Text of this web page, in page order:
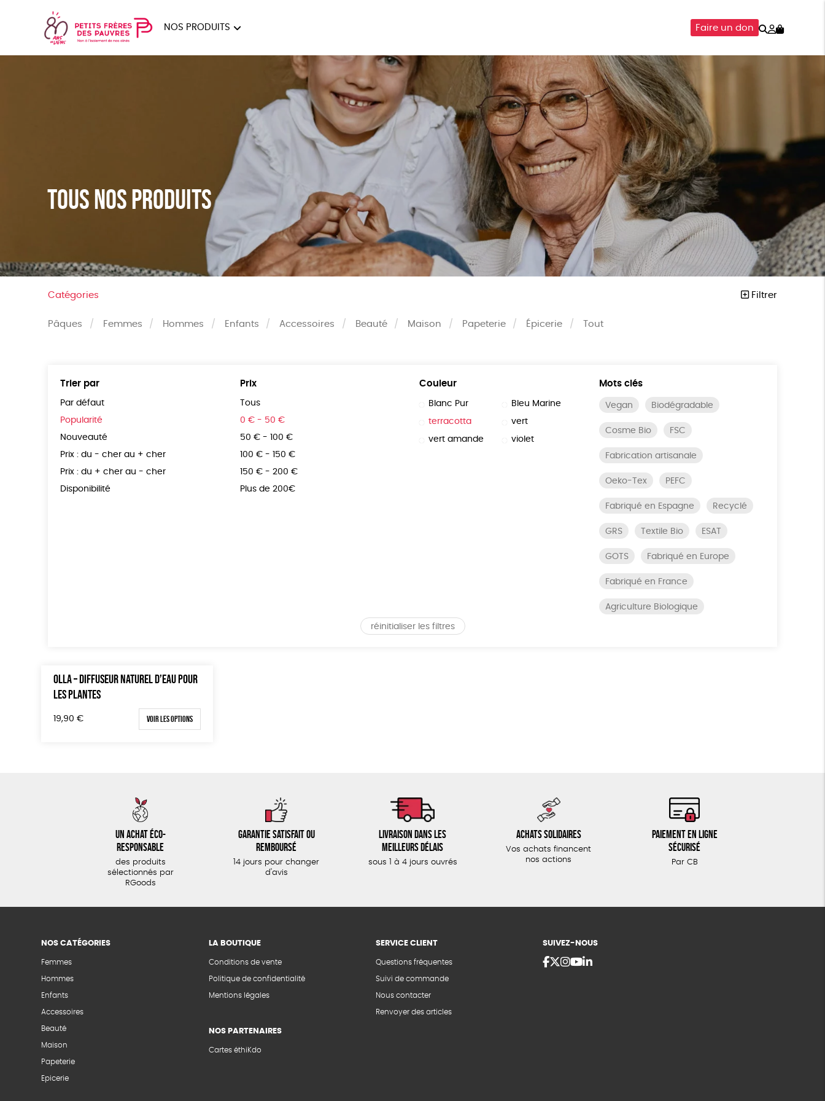
NOS PRODUITS
HOMMES ENFANTS ACCESSOIRES ÉPICERIE
BEAUTÉ MAISON
Faire un don Rechercher
Mon
Tous nos produits
Catégories Filtrer
Pâques Femmes Hommes Enfants Accessoires Beauté Maison Papeterie Épicerie Tout
Trier par
Par défaut
Popularité
Nouveauté
Prix : du - cher au + cher
Prix : du + cher au - cher
Disponibilité
Prix
Tous
0 € - 50 €
50 € - 100 €
100 € - 150 €
150 € - 200 €
Plus de 200€
Couleur
Blanc Pur Bleu Marine
terracotta vert
vert amande violet
Mots clés
Vegan Biodégradable
Cosme Bio FSC
Fabrication artisanale
Oeko-Tex PEFC
Fabriqué en Espagne Recyclé
GRS Textile Bio ESAT
GOTS Fabriqué en Europe
Fabriqué en France
Agriculture Biologique
réinitialiser les filtres
OLLA – DIFFUSEUR NATUREL D’EAU POUR
LES PLANTES
19,90 € Voir les options
Un achat éco-
responsable
des produits
sélectionnés par
RGoods
Garantie satisfait ou
remboursé
14 jours pour changer
d'avis
Livraison dans les
meilleurs délais
sous 1 à 4 jours ouvrés
Achats solidaires
Vos achats financent
nos actions
Paiement en ligne
sécurisé
Par CB
NOS CATÉGORIES
Femmes
Hommes
Enfants
Accessoires
Beauté
Maison
Papeterie
Epicerie
LA BOUTIQUE
Conditions de vente
Politique de confidentialité
Mentions légales
NOS PARTENAIRES
Cartes éthiKdo
SERVICE CLIENT
Questions fréquentes
Suivi de commande
Nous contacter
Renvoyer des articles
SUIVEZ-NOUS